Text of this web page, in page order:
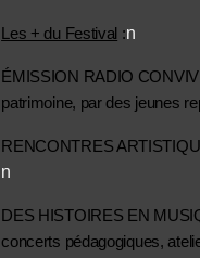
Les + du Festival :n
ÉMISSION RADIO
patrimoine, par des jeunes
RENCONTRES
n
DES HISTOIRES EN
concerts pédagogiques,